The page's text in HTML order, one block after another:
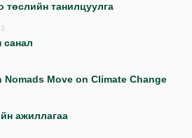
төслийн танилцуулга
санал
Nomads Move on Climate Change
ажиллагаа